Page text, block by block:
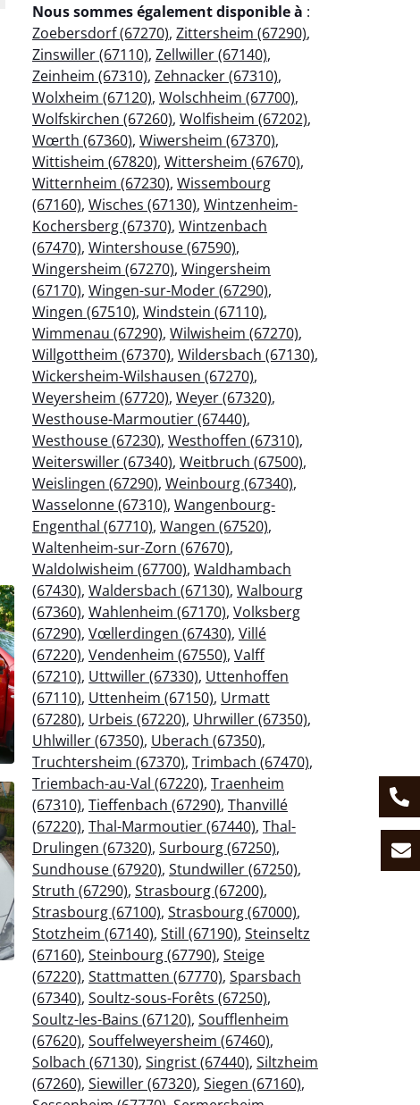
Nous sommes également disponible à :
Zoebersdorf (67270), Zittersheim (67290),
Zinswiller (67110), Zellwiller (67140),
Zeinheim (67310), Zehnacker (67310),
Wolxheim (67120), Wolschheim (67700),
Wolfskirchen (67260), Wolfisheim (67202),
Wœrth (67360), Wiwersheim (67370),
Wittisheim (67820), Wittersheim (67670),
Witternheim (67230), Wissembourg
(67160), Wisches (67130), Wintzenheim-
Kochersberg (67370), Wintzenbach
(67470), Wintershouse (67590),
Wingersheim (67270), Wingersheim
(67170), Wingen-sur-Moder (67290),
Wingen (67510), Windstein (67110),
Wimmenau (67290), Wilwisheim (67270),
Willgottheim (67370), Wildersbach (67130),
Wickersheim-Wilshausen (67270),
Weyersheim (67720), Weyer (67320),
Westhouse-Marmoutier (67440),
Westhouse (67230), Westhoffen (67310),
Weiterswiller (67340), Weitbruch (67500),
Weislingen (67290), Weinbourg (67340),
Wasselonne (67310), Wangenbourg-
Engenthal (67710), Wangen (67520),
Waltenheim-sur-Zorn (67670),
Waldolwisheim (67700), Waldhambach
(67430), Waldersbach (67130), Walbourg
(67360), Wahlenheim (67170), Volksberg
(67290), Vœllerdingen (67430), Villé
(67220), Vendenheim (67550), Valff
(67210), Uttwiller (67330), Uttenhoffen
(67110), Uttenheim (67150), Urmatt
(67280), Urbeis (67220), Uhrwiller (67350),
Uhlwiller (67350), Uberach (67350),
Truchtersheim (67370), Trimbach (67470),
Triembach-au-Val (67220), Traenheim
(67310), Tieffenbach (67290), Thanvillé
(67220), Thal-Marmoutier (67440), Thal-
Drulingen (67320), Surbourg (67250),
Sundhouse (67920), Stundwiller (67250),
Struth (67290), Strasbourg (67200),
Strasbourg (67100), Strasbourg (67000),
Stotzheim (67140), Still (67190), Steinseltz
(67160), Steinbourg (67790), Steige
(67220), Stattmatten (67770), Sparsbach
(67340), Soultz-sous-Forêts (67250),
Soultz-les-Bains (67120), Soufflenheim
(67620), Souffelweyersheim (67460),
Solbach (67130), Singrist (67440), Siltzheim
(67260), Siewiller (67320), Siegen (67160),